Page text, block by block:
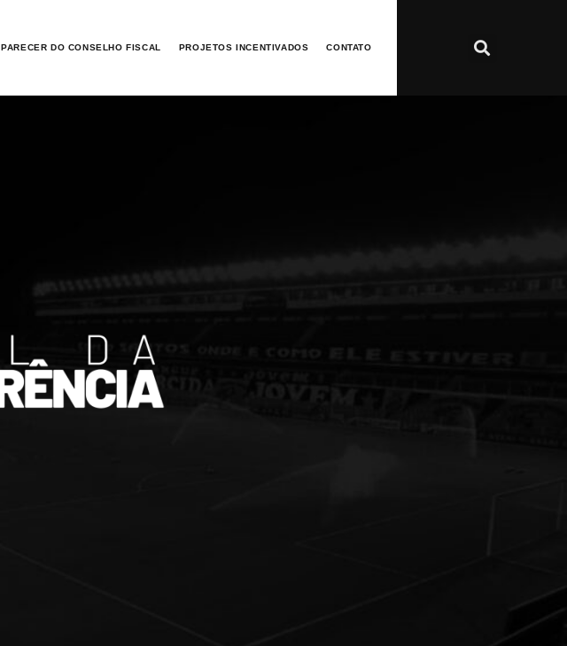
PARECER DO CONSELHO FISCAL PROJETOS INCENTIVADOS CONTATO